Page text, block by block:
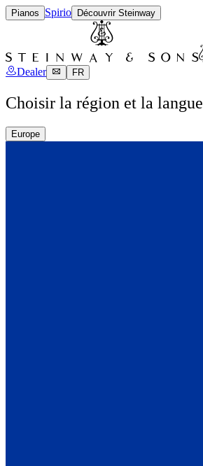
Pianos Spirio Découvrir Steinway
Dealer FR
Choisir la région et la langue
Europe